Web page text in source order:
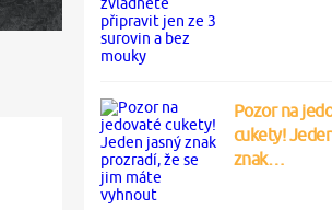
Pozor na
cukety!
znak…